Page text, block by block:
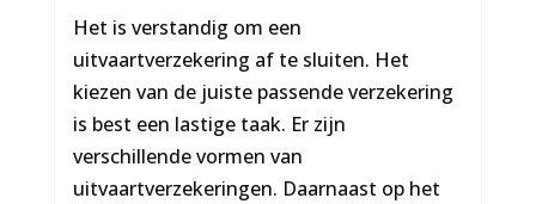
Het is verstandig om een
uitvaartverzekering af te sluiten. Het
kiezen van de juiste passende verzekering
is best een lastige taak. Er zijn
verschillende vormen van
uitvaartverzekeringen. Daarnaast op het